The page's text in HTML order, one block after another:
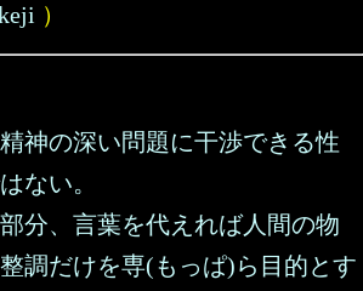
）
神の深い問題に干渉できる性
ない。
分、言葉を代えれば人間の物
調だけを専(もっぱ)ら目的とす